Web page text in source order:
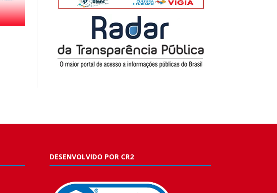
DESENVOLVIDO POR CR2